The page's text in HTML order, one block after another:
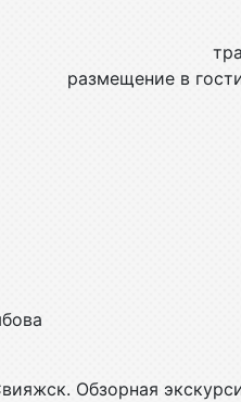
размещение в
Обзорная